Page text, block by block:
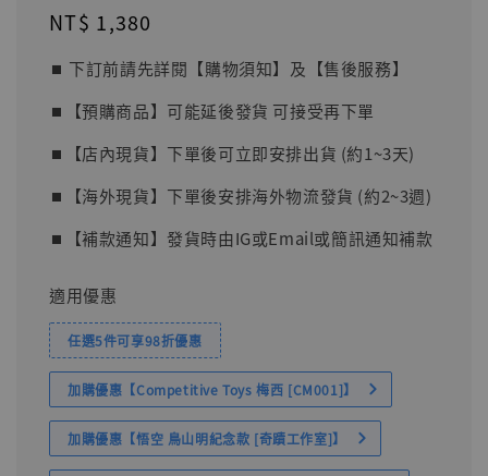
Regular
NT$ 1,380
⏹︎ 下訂前請先詳閱【購物須知】及【售後服務】
⏹︎【預購商品】可能延後發貨 可接受再下單
⏹︎【店內現貨】下單後可立即安排出貨 (約1~3天)
⏹︎【海外現貨】下單後安排海外物流發貨 (約2~3週)
⏹︎【補款通知】發貨時由IG或Email或簡訊通知補款
適用優惠
任選5件可享98折優惠
加購優惠【Competitive Toys 梅西 [CM001]】
加購優惠【悟空 鳥山明紀念款 [奇蹟工作室]】